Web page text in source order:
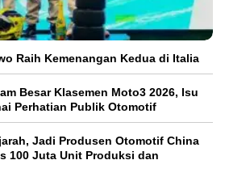
Raih Kemenangan Kedua di Italia
Besar Klasemen Moto3 2026, Isu
Perhatian Publik Otomotif
Jadi Produsen Otomotif China
100 Juta Unit Produksi dan